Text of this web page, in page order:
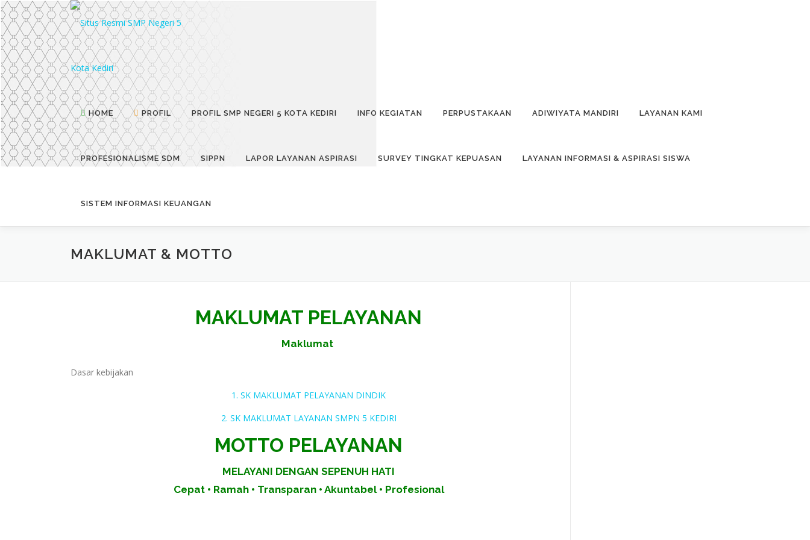
Skip
to
content
HOME PROFIL PROFIL SMP NEGERI 5 KOTA KEDIRI INFO KEGIATAN PERPUSTAKAAN ADIWIYATA MANDIRI LAYANAN KAMI
PROFESIONALISME SDM SIPPN LAPOR LAYANAN ASPIRASI SURVEY TINGKAT KEPUASAN LAYANAN INFORMASI & ASPIRASI SISWA
SISTEM INFORMASI KEUANGAN
MAKLUMAT & MOTTO
MAKLUMAT PELAYANAN
Maklumat
Dasar kebijakan
1. SK MAKLUMAT PELAYANAN DINDIK
2. SK MAKLUMAT LAYANAN SMPN 5 KEDIRI
MOTTO PELAYANAN
MELAYANI DENGAN SEPENUH HATI
Cepat • Ramah • Transparan • Akuntabel • Profesional